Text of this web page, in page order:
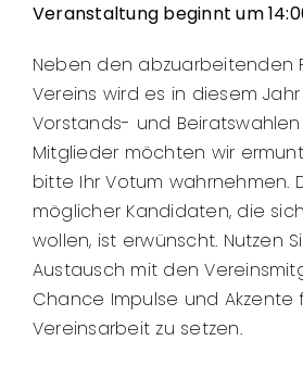
Veranstaltung beginnt um
Neben den abzuarbeitenden
Vereins wird es in diesem
Vorstands- und
Mitglieder möchten wir
bitte Ihr Votum wahrnehmen.
möglicher Kandidaten, die
wollen, ist erwünscht. Nutzen
Austausch mit den
Chance Impulse und Akzente
Vereinsarbeit zu setzen.